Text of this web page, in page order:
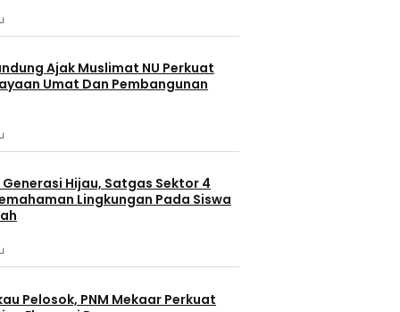
Ajak Muslimat NU Perkuat
Umat Dan Pembangunan
Hijau, Satgas Sektor 4
Lingkungan Pada Siswa
Pelosok, PNM Mekaar Perkuat